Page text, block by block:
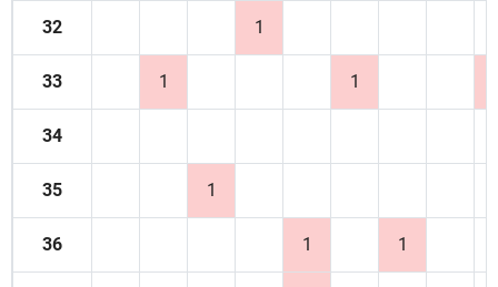
32 1
33 1 1
34
35 1
36 1 1